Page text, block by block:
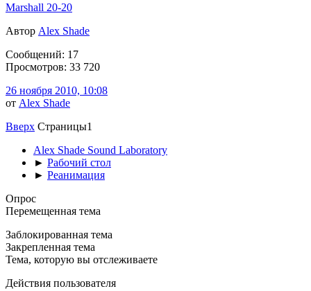
Marshall 20-20
Автор Alex Shade
Сообщений: 17
Просмотров: 33 720
26 ноября 2010, 10:08
от Alex Shade
Вверх Страницы1
Alex Shade Sound Laboratory
► Рабочий стол
► Реанимация
Опрос
Перемещенная тема
Заблокированная тема
Закрепленная тема
Тема, которую вы отслеживаете
Действия пользователя